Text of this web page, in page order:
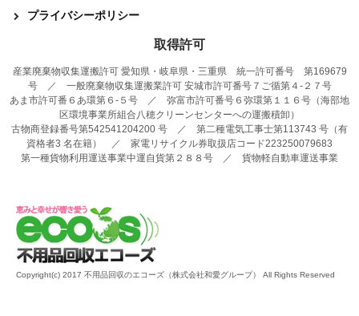
プライバシーポリシー
取得許可
産業廃棄物収集運搬許可 愛知県・岐阜県・三重県 統一許可番号 第169679
号 ／ 一般廃棄物収集運搬業許可 安城市許可番号７ご循第４-２７号
あま市許可番６あ環第６-５号 ／ 弥富市許可番号６弥環第１１６号（海部地
区環境事業所組合八穂クリーンセンターへの運搬積卸）
古物商登録番号第542541204200 号 ／ 第二種電気工事士第113743 号（有
資格者3 名在籍） ／ 家電リサイクル券取扱店コード223250079683
第一種貨物利用運送事業中運自貨第２８８号 ／ 貨物軽自動車運送事業
Copyright(c) 2017 不用品回収のエコーズ（株式会社和愛グループ） All Rights Reserved